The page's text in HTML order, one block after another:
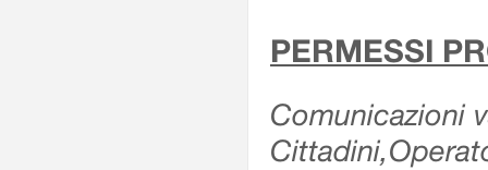
PERMESSI
Comunicazioni